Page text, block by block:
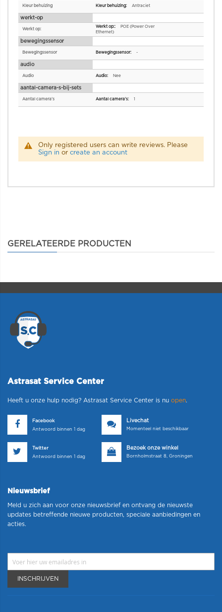
Kleur behuizing Antraciet
werkt-op
Werkt op:
POE (Power Over
Ethernet)
bewegingssensor
Bewegingssensor -
audio
Audio Nee
aantal-camera-s-bij-sets
Aantal camera's
Only registered users can write reviews. Please
Sign in or create an account
GERELATEERDE PRODUCTEN
Astrasat Service Center
Heeft u onze hulp nodig? Astrasat Service Center is nu open.
Facebook
Antwoord binnen 1 dag
Livechat
Momenteel niet beschikbaar
Twitter
Antwoord binnen 1 dag
Bezoek onze winkel
Bornholmstraat 8, Groningen
Nieuwsbrief
Meld u zich aan voor onze nieuwsbrief en ontvang de nieuwste
updates betreffende nieuwe producten, speciale aanbiedingen en
acties.
INSCHRIJVEN